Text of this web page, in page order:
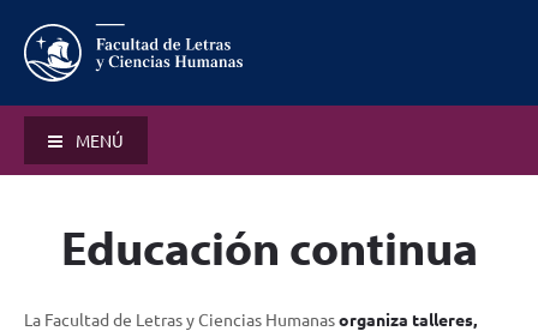
MENÚ
Educación continua
La Facultad de Letras y Ciencias Humanasorganiza talleres,